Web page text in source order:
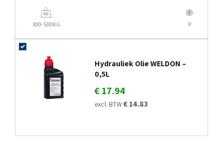
300-500KG P
Hydrauliek Olie WELDON –
0,5L
€ 17.94
excl. BTW€ 14.83